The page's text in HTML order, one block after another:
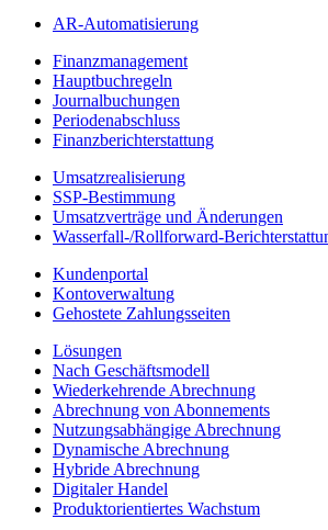
AR-Automatisierung
Finanzmanagement
Hauptbuchregeln
Journalbuchungen
Periodenabschluss
Finanzberichterstattung
Umsatzrealisierung
SSP-Bestimmung
Umsatzverträge und Änderungen
Wasserfall-/Rollforward-
Kundenportal
Kontoverwaltung
Gehostete Zahlungsseiten
Lösungen
Nach Geschäftsmodell
Wiederkehrende Abrechnung
Abrechnung von Abonnements
Nutzungsabhängige Abrechnung
Dynamische Abrechnung
Hybride Abrechnung
Digitaler Handel
Produktorientiertes Wachstum